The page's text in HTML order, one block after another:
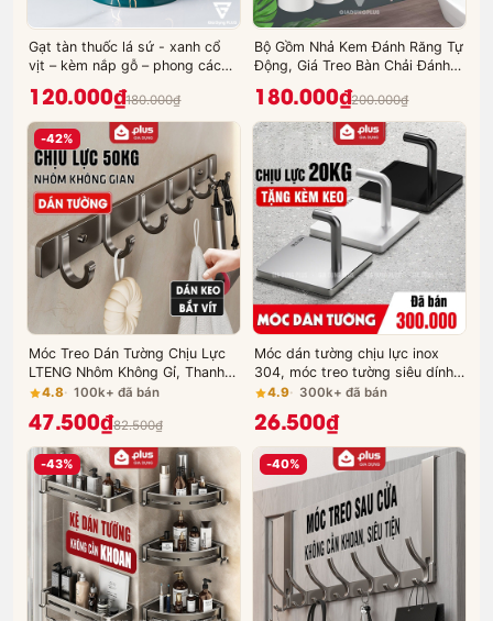
Gạt tàn thuốc lá sứ - xanh cổ
vịt – kèm nắp gỗ – phong cách
Bắc Âu Qianhuiju (QH-0602)
120.000₫180.000₫
Bộ Gồm Nhả Kem Đánh Răng Tự
Động, Giá Treo Bàn Chải Đánh
Răng & Kệ Phòng Tắm Dán
Tường | Kèm Cốc Nhựa ABS
Cao Cấp | ASWEI
180.000₫200.000₫
-42%
Móc Treo Dán Tường Chịu Lực
LTENG Nhôm Không Gỉ, Thanh
Móc Treo Quần Áo Nhà Tắm
Không Khoan Vít
4.8 100k+ đã bán
47.500₫82.500₫
Móc dán tường chịu lực inox
304, móc treo tường siêu dính
trong suốt treo đồ đa năng
(+tặng kèm keo)
4.9 300k+ đã bán
26.500₫
-43% -40%